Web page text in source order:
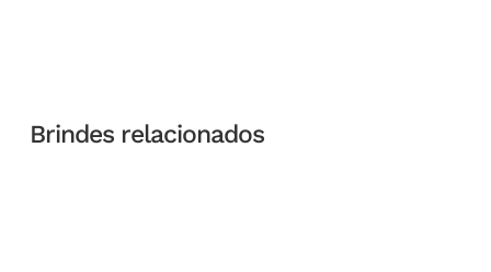
Brindes relacionados